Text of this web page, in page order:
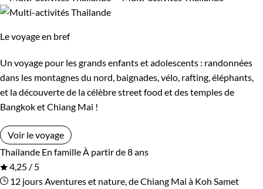
Le voyage en bref
Un voyage pour les grands enfants et adolescents : randonnées
dans les montagnes du nord, baignades, vélo, rafting, éléphants,
et la découverte de la célèbre street food et des temples de
Bangkok et Chiang Mai !
Voir le voyage
Thailande En famille À partir de 8 ans
4,25 / 5
12 jours Aventures et nature, de Chiang Mai à Koh Samet